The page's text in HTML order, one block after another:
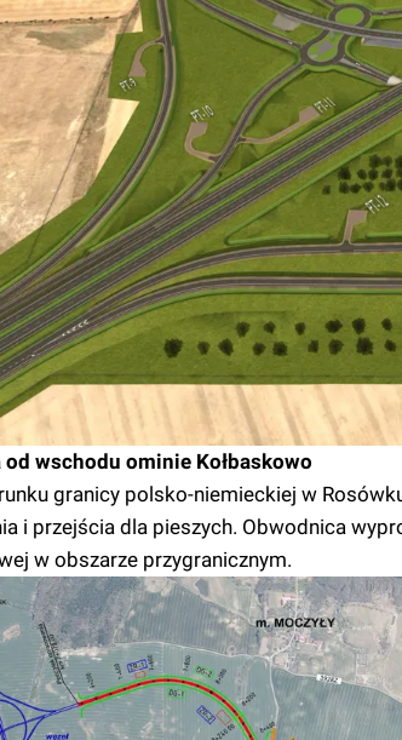
wschodu ominie Kołbaskowo
granicy polsko-niemieckiej w
i przejścia dla pieszych. Obwodnica
w obszarze przygranicznym.